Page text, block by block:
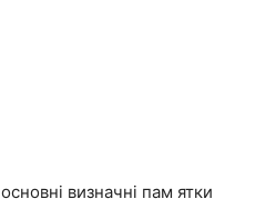
визначні пам ятки